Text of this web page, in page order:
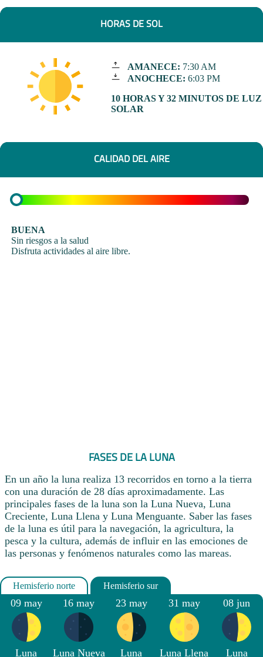
HORAS DE SOL
AMANECE: 7:30 AM
ANOCHECE: 6:03 PM
10 HORAS Y 32 MINUTOS DE LUZ
SOLAR
CALIDAD DEL AIRE
BUENA
Sin riesgos a la salud
Disfruta actividades al aire libre.
FASES DE LA LUNA
En un año la luna realiza 13 recorridos en torno a la tierra
con una duración de 28 días aproximadamente. Las
principales fases de la luna son la Luna Nueva, Luna
Creciente, Luna Llena y Luna Menguante. Saber las fases
de la luna es útil para la navegación, la agricultura, la
pesca y la cultura, además de influir en las emociones de
las personas y fenómenos naturales como las mareas.
09 may
Luna
16 may
Luna Nueva
23 may
Luna
31 may
Luna Llena
08 jun
Luna